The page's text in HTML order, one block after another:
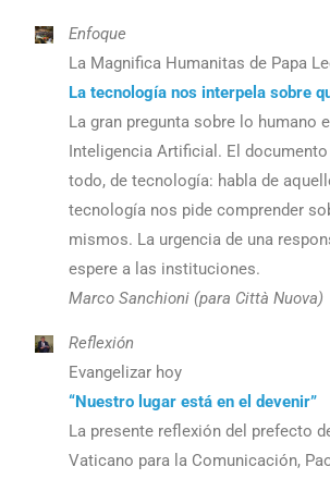
Enfoque
La Magnifica Humanitas de Papa
La tecnología nos interpela sobre
La gran pregunta sobre lo humano
Inteligencia Artificial. El
todo, de tecnología: habla de
tecnología nos pide comprender
mismos. La urgencia de una
espere a las instituciones.
Marco Sanchioni (para Città Nuova)
Reflexión
Evangelizar hoy
“Nuestro lugar está en el devenir”
La presente reflexión del prefecto
Vaticano para la Comunicación,